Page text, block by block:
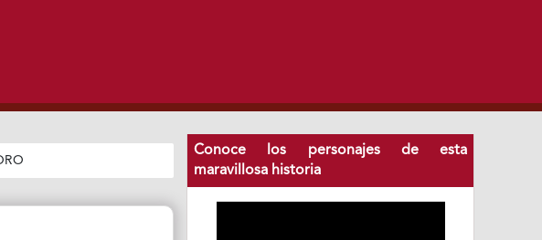
Conoce los personajes de esta
maravillosa historia